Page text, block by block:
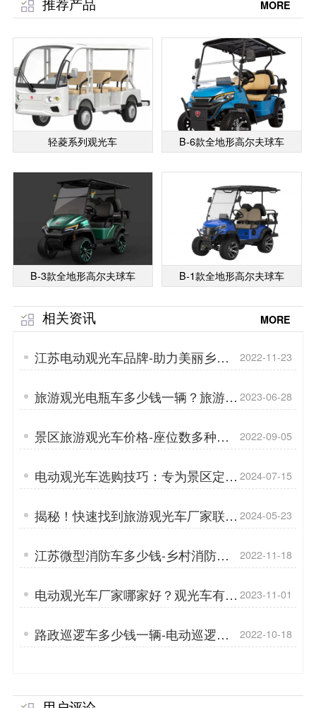
MORE
轻菱系列观光车 B-6款全地形高尔夫球车
B-3款全地形高尔夫球车 B-1款全地形高尔夫球车
相关资讯 MORE
江苏电动观光车品牌-助力美丽乡村
「专菱」
2022-11-23
旅游观光电瓶车多少钱一辆？旅游观
光车为什么受欢迎？「专菱」
2023-06-28
景区旅游观光车价格-座位数多种选
择「专菱」
2022-09-05
电动观光车选购技巧：专为景区定制
的绿色出行方案「专菱」
2024-07-15
揭秘！快速找到旅游观光车厂家联系
方式的秘籍「专菱」
2024-05-23
江苏微型消防车多少钱-乡村消防要
重视「专菱」
2022-11-18
电动观光车厂家哪家好？观光车有哪
些便利性？「专菱」
2023-11-01
路政巡逻车多少钱一辆-电动巡逻车
保养[专菱]
2022-10-18